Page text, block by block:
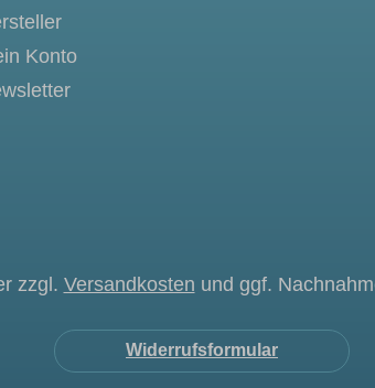
Konto
zzgl. Versandkosten und ggf.
Widerrufsformular